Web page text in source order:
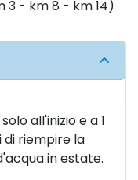
3 - km 8 - km 14)
all'inizio e a 1
di riempire la
in estate.